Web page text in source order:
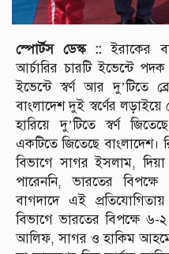
স্পোর্টস ডেস্ক :: ইরাকের
আর্চারির চারটি ইভেন্টে পদক
ইভেন্টে স্বর্ণ আর দু’টিতে
বাংলাদেশ দুই স্বর্ণের
হারিয়ে দু’টিতে স্বর্ণ
একটিতে জিতেছে
বিভাগে সাগর ইসলাম, দিয়া
পারেননি, ভারতের
বাগদাদে এই
বিভাগে ভারতের বিপক্ষে ৬-
আলিফ, সাগর ও হাকিম